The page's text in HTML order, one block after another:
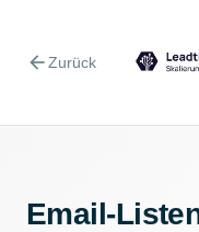
arrow_backZurück
Email-